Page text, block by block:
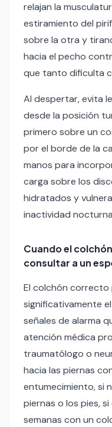
relajan la
estiramiento del
sobre la otra y
hacia el pecho
que tanto dificulta
Al despertar, evita
desde la posición
primero sobre un
por el borde de la
manos para
carga sobre los
hidratados y
inactividad
Cuando el
consultar a un
El colchón correcto
significativamente
señales de alarma
atención médica
traumatólogo o
hacia las piernas
entumecimiento, si
piernas o los pies,
semanas con un